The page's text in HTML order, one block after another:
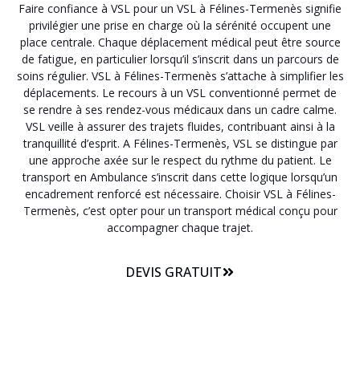
Faire confiance à VSL pour un VSL à Félines-Termenès signifie
privilégier une prise en charge où la sérénité occupent une
place centrale. Chaque déplacement médical peut être source
de fatigue, en particulier lorsqu’il s’inscrit dans un parcours de
soins régulier. VSL à Félines-Termenès s’attache à simplifier les
déplacements. Le recours à un VSL conventionné permet de
se rendre à ses rendez-vous médicaux dans un cadre calme.
VSL veille à assurer des trajets fluides, contribuant ainsi à la
tranquillité d’esprit. A Félines-Termenès, VSL se distingue par
une approche axée sur le respect du rythme du patient. Le
transport en Ambulance s’inscrit dans cette logique lorsqu’un
encadrement renforcé est nécessaire. Choisir VSL à Félines-
Termenès, c’est opter pour un transport médical conçu pour
accompagner chaque trajet.
DEVIS GRATUIT